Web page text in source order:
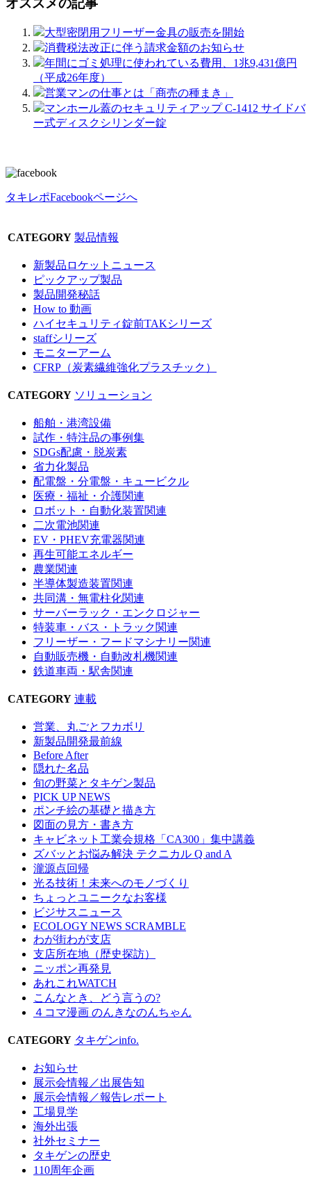
オススメの記事
大型密閉用フリーザー金具の販売を開始
消費税法改正に伴う請求金額のお知らせ
年間にゴミ処理に使われている費用、1兆9,431億円
（平成26年度）
営業マンの仕事とは「商売の種まき」
マンホール蓋のセキュリティアップ C-1412 サイドバ
ー式ディスクシリンダー錠
タキレポFacebookページへ
CATEGORY 製品情報
新製品ロケットニュース
ピックアップ製品
製品開発秘話
How to 動画
ハイセキュリティ錠前TAKシリーズ
staffシリーズ
モニターアーム
CFRP（炭素繊維強化プラスチック）
CATEGORY ソリューション
船舶・港湾設備
試作・特注品の事例集
SDGs配慮・脱炭素
省力化製品
配電盤・分電盤・キュービクル
医療・福祉・介護関連
ロボット・自動化装置関連
二次電池関連
EV・PHEV充電器関連
再生可能エネルギー
農業関連
半導体製造装置関連
共同溝・無電柱化関連
サーバーラック・エンクロジャー
特装車・バス・トラック関連
フリーザー・フードマシナリー関連
自動販売機・自動改札機関連
鉄道車両・駅舎関連
CATEGORY 連載
営業、丸ごとフカボリ
新製品開発最前線
Before After
隠れた名品
旬の野菜とタキゲン製品
PICK UP NEWS
ポンチ絵の基礎と描き方
図面の見方・書き方
キャビネット工業会規格「CA300」集中講義
ズバッとお悩み解決 テクニカル Q and A
瀧源点回帰
光る技術！未来へのモノづくり
ちょっとユニークなお客様
ビジサスニュース
ECOLOGY NEWS SCRAMBLE
わが街わが支店
支店所在地（歴史探訪）
ニッポン再発見
あれこれWATCH
こんなとき、どう言うの?
４コマ漫画 のんきなのんちゃん
CATEGORY タキゲンinfo.
お知らせ
展示会情報／出展告知
展示会情報／報告レポート
工場見学
海外出張
社外セミナー
タキゲンの歴史
110周年企画